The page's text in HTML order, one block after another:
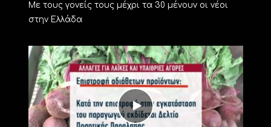
Με τους γονείς τους μέχρι τα 30 μένουν οι νέοι
στην Ελλάδα